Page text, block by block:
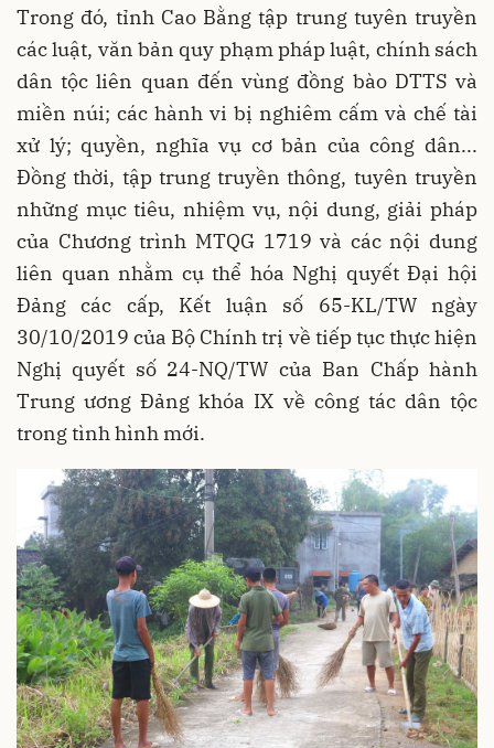
Trong đó, tỉnh Cao Bằng tập trung tuyên truyền
các luật, văn bản quy phạm pháp luật, chính sách
dân tộc liên quan đến vùng đồng bào DTTS và
miền núi; các hành vi bị nghiêm cấm và chế tài
xử lý; quyền, nghĩa vụ cơ bản của công dân...
Đồng thời, tập trung truyền thông, tuyên truyền
những mục tiêu, nhiệm vụ, nội dung, giải pháp
của Chương trình MTQG 1719 và các nội dung
liên quan nhằm cụ thể hóa Nghị quyết Đại hội
Đảng các cấp, Kết luận số 65-KL/TW ngày
30/10/2019 của Bộ Chính trị về tiếp tục thực hiện
Nghị quyết số 24-NQ/TW của Ban Chấp hành
Trung ương Đảng khóa IX về công tác dân tộc
trong tình hình mới.